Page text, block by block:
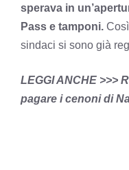
sperava in
Pass e tamponi.
sindaci si sono già
LEGGI ANCHE >>>
pagare i cenoni di